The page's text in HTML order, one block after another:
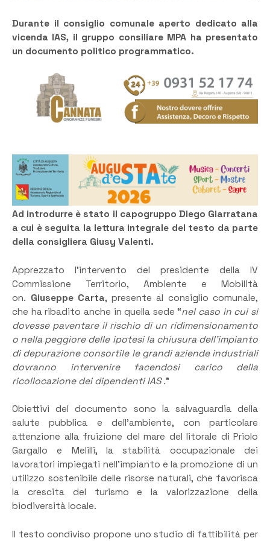
Durante il consiglio comunale aperto dedicato alla
vicenda IAS, il gruppo consiliare MPA ha presentato
un documento politico programmatico.
Ad introdurre è stato il capogruppo Diego Giarratana
a cui è seguita la lettura integrale del testo da parte
della consigliera Giusy Valenti.
Apprezzato l’intervento del presidente della IV
Commissione Territorio, Ambiente e Mobilità
on. Giuseppe Carta, presente al consiglio comunale,
che ha ribadito anche in quella sede “nel caso in cui si
dovesse paventare il rischio di un ridimensionamento
o nella peggiore delle ipotesi la chiusura dell’impianto
di depurazione consortile le grandi aziende industriali
dovranno intervenire facendosi carico della
ricollocazione dei dipendenti IAS .”
Obiettivi del documento sono la salvaguardia della
salute pubblica e dell’ambiente, con particolare
attenzione alla fruizione del mare del litorale di Priolo
Gargallo e Melilli, la stabilità occupazionale dei
lavoratori impiegati nell’impianto e la promozione di un
utilizzo sostenibile delle risorse naturali, che favorisca
la crescita del turismo e la valorizzazione della
biodiversità locale.
Il testo condiviso propone uno studio di fattibilità per